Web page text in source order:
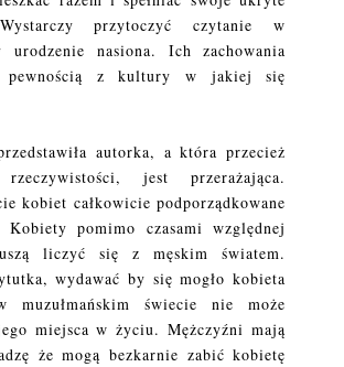
przytoczyć czytanie w
urodzenie nasiona. Ich zachowania
pewnością z kultury w jakiej się
autorka, a która przecież
jest przerażająca.
kobiet całkowicie podporządkowane
Kobiety pomimo czasami względnej
liczyć się z męskim światem.
wydawać by się mogło kobieta
muzułmańskim świecie nie może
miejsca w życiu. Mężczyźni mają
że mogą bezkarnie zabić kobietę